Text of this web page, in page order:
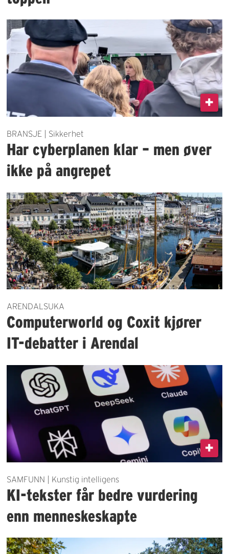
BRANSJE | Sikkerhet
Har cyberplanen klar – men øver
ikke på angrepet
ARENDALSUKA
Computerworld og Coxit kjører
IT-debatter i Arendal
SAMFUNN | Kunstig intelligens
KI-tekster får bedre vurdering
enn menneskeskapte